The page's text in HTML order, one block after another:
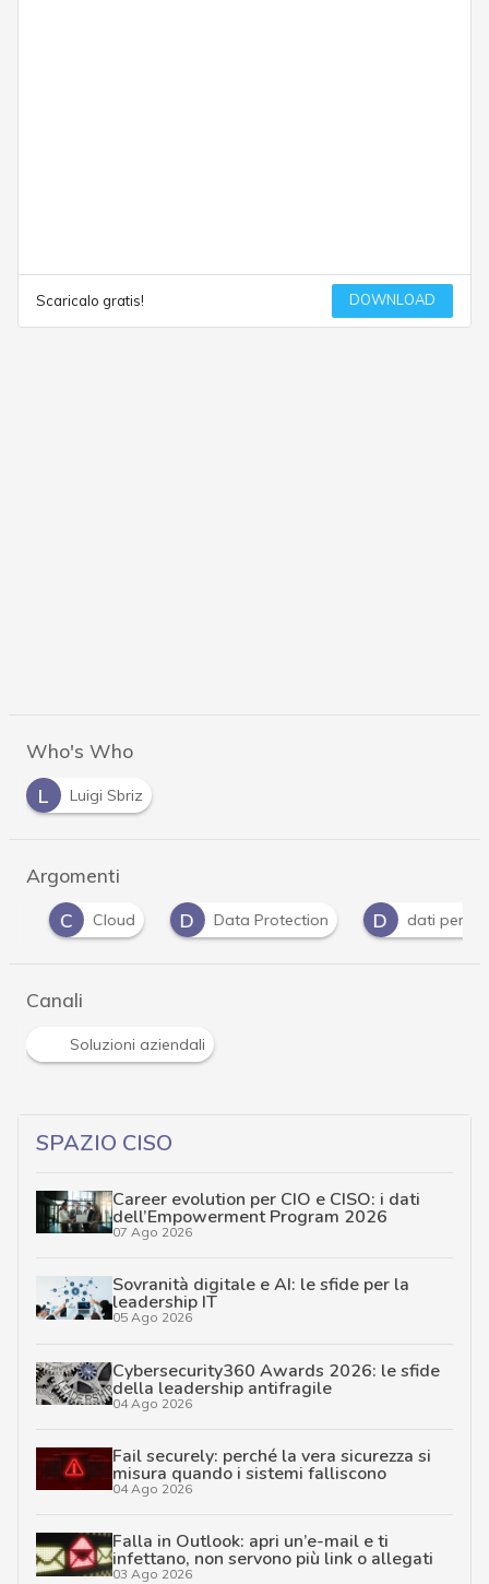
Scaricalo gratis! DOWNLOAD
Who's Who
L
Luigi Sbriz
Argomenti
C
Cloud D Data Protection D dati personali
Canali
Soluzioni aziendali
SPAZIO CISO
Career evolution per CIO e CISO: i dati
dell’Empowerment Program 2026
07 Ago 2026
Sovranità digitale e AI: le sfide per la
leadership IT
05 Ago 2026
Cybersecurity360 Awards 2026: le sfide
della leadership antifragile
04 Ago 2026
Fail securely: perché la vera sicurezza si
misura quando i sistemi falliscono
04 Ago 2026
Falla in Outlook: apri un’e-mail e ti
infettano, non servono più link o allegati
03 Ago 2026